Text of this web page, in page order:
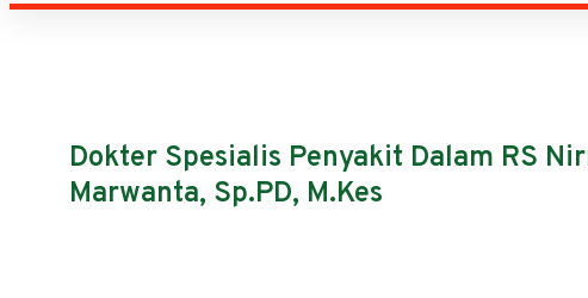
Dokter Spesialis Penyakit Dalam RS
Marwanta, Sp.PD, M.Kes